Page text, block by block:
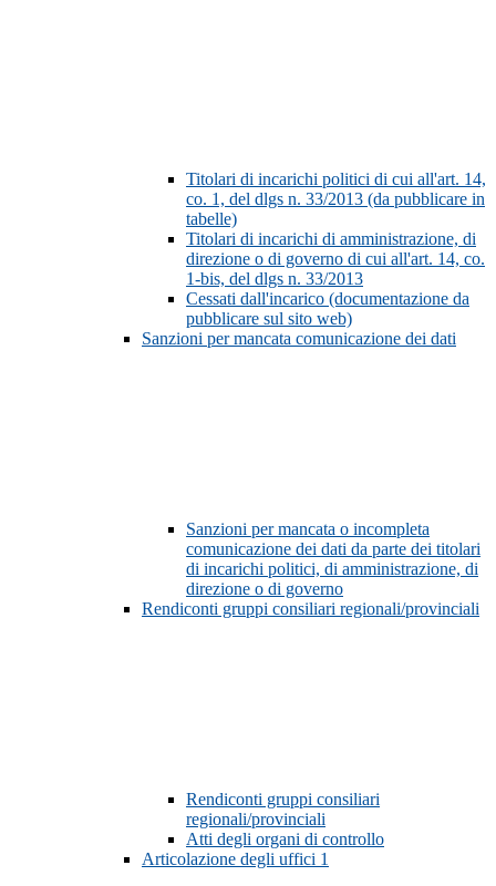
Titolari di incarichi politici di cui all'art. 14,
co. 1, del dlgs n. 33/2013 (da pubblicare in
tabelle)
Titolari di incarichi di amministrazione, di
direzione o di governo di cui all'art. 14, co.
1-bis, del dlgs n. 33/2013
Cessati dall'incarico (documentazione da
pubblicare sul sito web)
Sanzioni per mancata comunicazione dei dati
Sanzioni per mancata o incompleta
comunicazione dei dati da parte dei titolari
di incarichi politici, di amministrazione, di
direzione o di governo
Rendiconti gruppi consiliari regionali/provinciali
Rendiconti gruppi consiliari
regionali/provinciali
Atti degli organi di controllo
Articolazione degli uffici 1